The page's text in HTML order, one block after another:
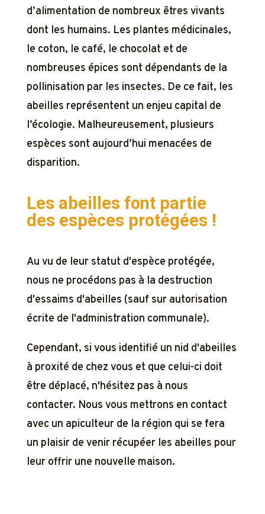
d’alimentation de nombreux êtres vivants
dont les humains. Les plantes médicinales,
le coton, le café, le chocolat et de
nombreuses épices sont dépendants de la
pollinisation par les insectes. De ce fait, les
abeilles représentent un enjeu capital de
l’écologie. Malheureusement, plusieurs
espèces sont aujourd’hui menacées de
disparition.
Les abeilles font partie
des espèces protégées !
Au vu de leur statut d'espèce protégée,
nous ne procédons pas à la destruction
d'essaims d'abeilles (sauf sur autorisation
écrite de l'administration communale).
Cependant, si vous identifié un nid d'abeilles
à proxité de chez vous et que celui-ci doit
être déplacé, n'hésitez pas à nous
contacter. Nous vous mettrons en contact
avec un apiculteur de la région qui se fera
un plaisir de venir récupéer les abeilles pour
leur offrir une nouvelle maison.